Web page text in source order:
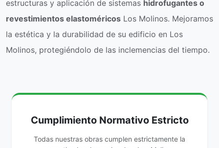
estructuras y aplicación de sistemas hidrofugantes o
revestimientos elastoméricos Los Molinos. Mejoramos
la estética y la durabilidad de su edificio en Los
Molinos, protegiéndolo de las inclemencias del tiempo.
Cumplimiento Normativo Estricto
Todas nuestras obras cumplen estrictamente la